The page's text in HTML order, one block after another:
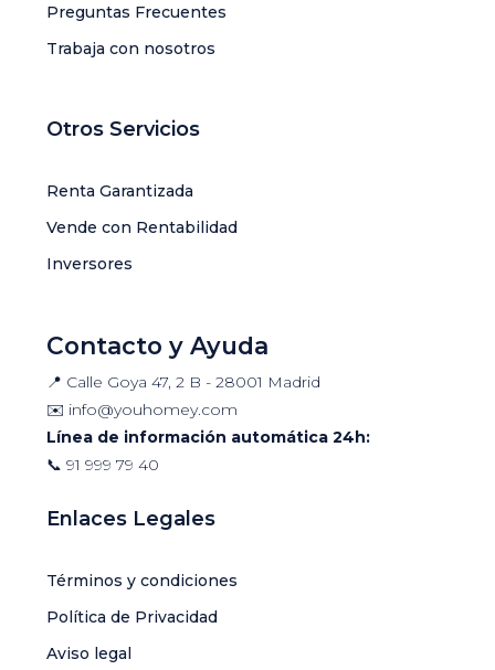
Preguntas Frecuentes
Trabaja con nosotros
Otros Servicios
Renta Garantizada
Vende con Rentabilidad
Inversores
Contacto y Ayuda
📍 Calle Goya 47, 2 B - 28001 Madrid
✉️ info@youhomey.com
Línea de información automática 24h:
📞 91 999 79 40
Enlaces Legales
Términos y condiciones
Política de Privacidad
Aviso legal